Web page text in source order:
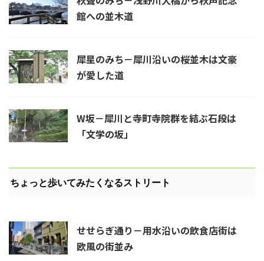
館への並木道
犀星のみち－犀川沿いの桜並木は文豪
が愛した道
W坂－犀川と寺町寺院群を結ぶ石段は
「文学の坂」
ちょっと歩いてみたくなるストリート
せせらぎ通り－用水沿いの飲食店街は
欧風の街並み